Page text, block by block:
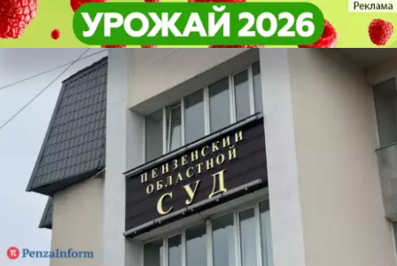
Пензячке, незаконно получившей
пособия, не смягчили приговор
Криминал Пензячке, незаконно получившей
пособия, не смягчили приговор
Криминал
Другие новости
по теме
Погода и курсы
валют в Пензе